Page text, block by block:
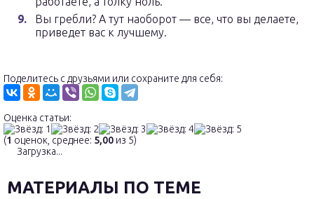
Вы гребли? А тут наоборот — все, что вы делаете,
приведет вас к лучшему.
Поделитесь с друзьями или сохраните для себя:
Оценка статьи:
(1 оценок, среднее: 5,00 из 5)
Загрузка...
МАТЕРИАЛЫ ПО ТЕМЕ